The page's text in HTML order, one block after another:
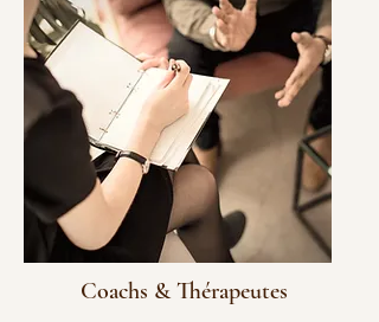
Coachs & Thérapeutes